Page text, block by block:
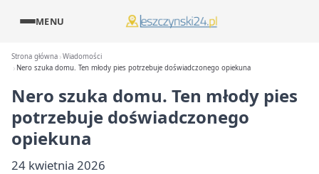
MENU
Strona główna Wiadomości
Nero szuka domu. Ten młody pies potrzebuje doświadczonego opiekuna
Nero szuka domu. Ten młody pies
potrzebuje doświadczonego
opiekuna
24 kwietnia 2026